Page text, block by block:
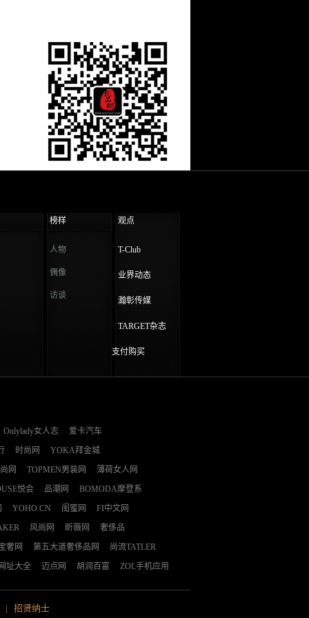
榜样 观点
人物
偶像
访谈
T-Club
业界动态
瀚彰传媒
TARGET杂志
支付购买
Onlylady女人志
爱卡汽车
时尚网
YOKA拜金城
网 TOPMEN男装网
薄荷女人网
悦会 品潮网
BOMODA摩登系
YOHO.CN 闺蜜网
FI中文网
风尚网 昕薇网
奢侈品
奢网 第五大道奢侈品网
尚流TATLER
址大全 迈点网 胡润百富 ZOL手机应用
招贤纳士